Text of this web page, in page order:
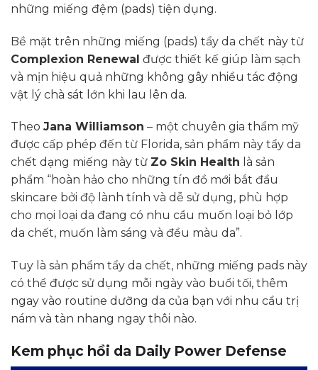
những miếng đệm (pads) tiện dụng.
Bề mặt trên những miếng (pads) tẩy da chết này từ
Complexion Renewal được thiết kế giúp làm sạch
và mịn hiệu quả những không gây nhiều tác động
vật lý chà sát lớn khi lau lên da.
Theo Jana Williamson – một chuyên gia thẩm mỹ
được cấp phép đến từ Florida, sản phẩm này tẩy da
chết dạng miếng này từ Zo Skin Health là sản
phẩm “hoàn hảo cho những tín đồ mới bắt đầu
skincare bởi độ lành tính và dễ sử dụng, phù hợp
cho mọi loại da đang có nhu cầu muốn loại bỏ lớp
da chết, muốn làm sáng và đều màu da”.
Tuy là sản phẩm tẩy da chết, những miếng pads này
có thể được sử dụng mỗi ngày vào buổi tối, thêm
ngay vào routine dưỡng da của bạn với nhu cầu trị
nám và tàn nhang ngay thôi nào.
Kem phục hồi da Daily Power Defense